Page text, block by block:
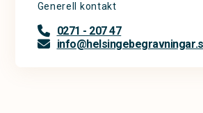
Generell kontakt
0271 - 207 47